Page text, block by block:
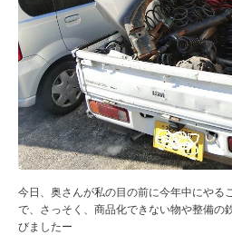
今日、奥さんが私の目の前に今年中にやる
で、さっそく、商品化できない物や整備の
びましたー